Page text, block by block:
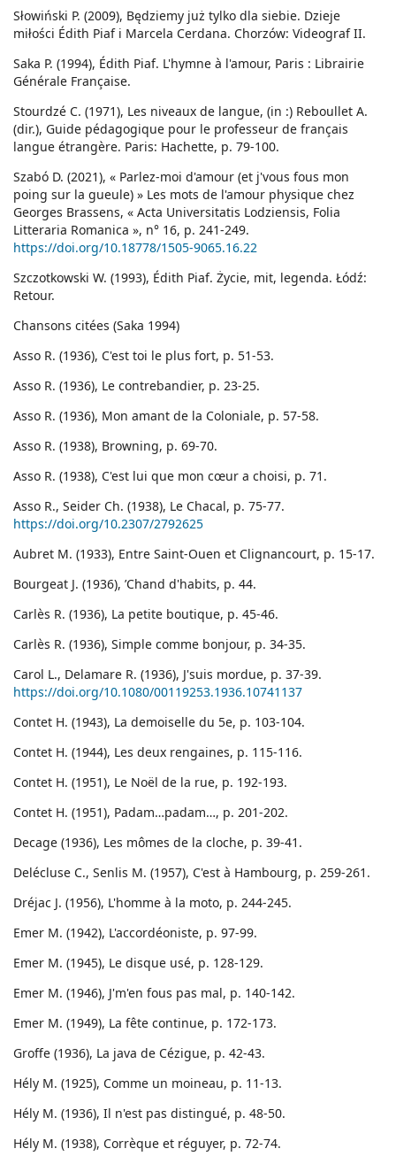
Słowiński P. (2009), Będziemy już tylko dla siebie. Dzieje
miłości Édith Piaf i Marcela Cerdana. Chorzów: Videograf II.
Saka P. (1994), Édith Piaf. L'hymne à l'amour, Paris : Librairie
Générale Française.
Stourdzé C. (1971), Les niveaux de langue, (in :) Reboullet A.
(dir.), Guide pédagogique pour le professeur de français
langue étrangère. Paris: Hachette, p. 79-100.
Szabó D. (2021), « Parlez-moi d'amour (et j'vous fous mon
poing sur la gueule) » Les mots de l'amour physique chez
Georges Brassens, « Acta Universitatis Lodziensis, Folia
Litteraria Romanica », n° 16, p. 241-249.
https://doi.org/10.18778/1505-9065.16.22
Szczotkowski W. (1993), Édith Piaf. Życie, mit, legenda. Łódź:
Retour.
Chansons citées (Saka 1994)
Asso R. (1936), C'est toi le plus fort, p. 51-53.
Asso R. (1936), Le contrebandier, p. 23-25.
Asso R. (1936), Mon amant de la Coloniale, p. 57-58.
Asso R. (1938), Browning, p. 69-70.
Asso R. (1938), C'est lui que mon cœur a choisi, p. 71.
Asso R., Seider Ch. (1938), Le Chacal, p. 75-77.
https://doi.org/10.2307/2792625
Aubret M. (1933), Entre Saint-Ouen et Clignancourt, p. 15-17.
Bourgeat J. (1936), ʼChand d'habits, p. 44.
Carlès R. (1936), La petite boutique, p. 45-46.
Carlès R. (1936), Simple comme bonjour, p. 34-35.
Carol L., Delamare R. (1936), J'suis mordue, p. 37-39.
https://doi.org/10.1080/00119253.1936.10741137
Contet H. (1943), La demoiselle du 5e, p. 103-104.
Contet H. (1944), Les deux rengaines, p. 115-116.
Contet H. (1951), Le Noël de la rue, p. 192-193.
Contet H. (1951), Padam…padam…, p. 201-202.
Decage (1936), Les mômes de la cloche, p. 39-41.
Delécluse C., Senlis M. (1957), C'est à Hambourg, p. 259-261.
Dréjac J. (1956), L'homme à la moto, p. 244-245.
Emer M. (1942), L'accordéoniste, p. 97-99.
Emer M. (1945), Le disque usé, p. 128-129.
Emer M. (1946), J'm'en fous pas mal, p. 140-142.
Emer M. (1949), La fête continue, p. 172-173.
Groffe (1936), La java de Cézigue, p. 42-43.
Hély M. (1925), Comme un moineau, p. 11-13.
Hély M. (1936), Il n'est pas distingué, p. 48-50.
Hély M. (1938), Corrèque et réguyer, p. 72-74.